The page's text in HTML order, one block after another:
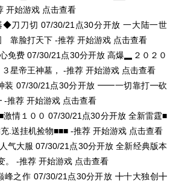
开始游戏 点击查看
◆刀刀切 07/30/21点30分开放 一大陆一世
脸打天下 -推荐 开始游戏 点击查看
免费 07/30/21点30分开放 高爆▂２０２０
星帝王神墓， -推荐 开始游戏 点击查看
装 07/30/21点30分开放 ━━一切靠打━砍
-推荐 开始游戏 点击查看
激情１００ 07/30/21点30分开放 全新雷霆■
.送挂机捡物■■■ -推荐 开始游戏 点击查看
气大服 07/30/21点30分开放 全新经典版本
。 -推荐 开始游戏 点击查看
峰之作 07/30/21点30分开放 ╋十大独创╋